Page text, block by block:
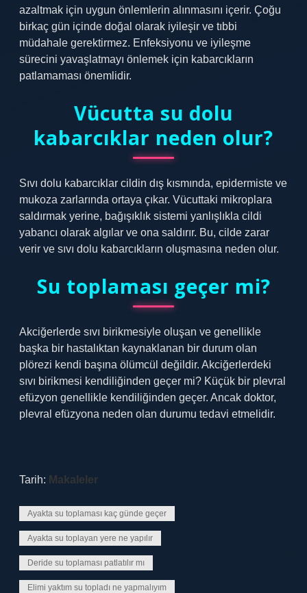
azaltmak için uygun önlemlerin alınmasını içerir. Çoğu
birkaç gün içinde doğal olarak iyileşir ve tıbbi
müdahale gerektirmez. Enfeksiyonu ve iyileşme
sürecini yavaşlatmayı önlemek için kabarcıkların
patlamaması önemlidir.
Vücutta su dolu
kabarcıklar neden olur?
Sıvı dolu kabarcıklar cildin dış kısmında, epidermiste ve
mukoza zarlarında ortaya çıkar. Vücuttaki mikroplara
saldırmak yerine, bağışıklık sistemi yanlışlıkla cildi
yabancı olarak algılar ve ona saldırır. Bu, cilde zarar
verir ve sıvı dolu kabarcıkların oluşmasına neden olur.
Su toplaması geçer mi?
Akciğerlerde sıvı birikmesiyle oluşan ve genellikle
başka bir hastalıktan kaynaklanan bir durum olan
plörezi kendi başına ölümcül değildir. Akciğerlerdeki
sıvı birikmesi kendiliğinden geçer mi? Küçük bir plevral
efüzyon genellikle kendiliğinden geçer. Ancak doktor,
plevral efüzyona neden olan durumu tedavi etmelidir.
Tarih: Makaleler
Ayakta su toplaması kaç günde geçer
Ayakta su toplayan yere ne yapılır
Deride su toplaması patlatılır mı
Elimi yaktım su topladı ne yapmalıyım